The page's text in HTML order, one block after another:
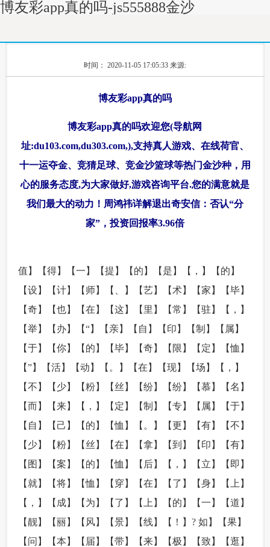
博友彩app真的吗-js555888金沙
时间： 2020-11-05 17:05:33 来源:
博友彩app真的吗
博友彩app真的吗欢迎您(导航网
址:du103.com,du303.com,),支持真人游戏、在线荷官、
十一运夺金、竞猜足球、竞金沙篮球等热门金沙种，用
心的服务态度,为大家做好,游戏咨询平台.您的满意就是
我们最大的动力！周鸿祎详解退出奇安信：否认“分
家”，投资回报率3.96倍
值】【得】【一】【提】【的】【是】【，】【的】
【设】【计】【师】【、】【艺】【术】【家】【毕】
【奇】【也】【在】【这】【里】【常】【驻】【，】
【举】【办】【“】【亲】【自】【印】【制】【属】
【于】【你】【的】【毕】【奇】【限】【定】【恤】
【”】【活】【动】【。】【在】【现】【场】【，】
【不】【少】【粉】【丝】【纷】【纷】【慕】【名】
【而】【来】【，】【定】【制】【专】【属】【于】
【自】【己】【的】【恤】【。】【更】【有】【不】
【少】【粉】【丝】【在】【拿】【到】【印】【有】
【图】【案】【的】【恤】【后】【，】【立】【即】
【就】【将】【恤】【穿】【在】【了】【身】【上】
【，】【成】【为】【了】【上】【的】【一】【道】
【靓】【丽】【风】【景】【线】【！】? 如】【果】
【问】【本】【届】【带】【来】【极】【致】【逛】